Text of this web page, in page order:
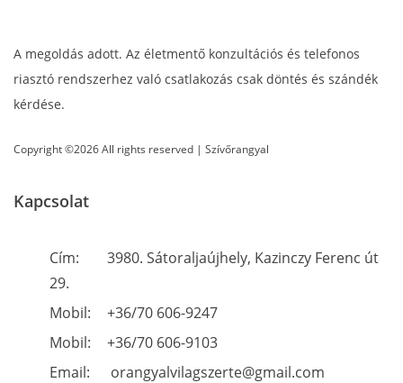
A megoldás adott. Az életmentő konzultációs és telefonos
riasztó rendszerhez való csatlakozás csak döntés és szándék
kérdése.
Copyright ©2026 All rights reserved | Szívőrangyal
Kapcsolat
Cím:
3980. Sátoraljaújhely, Kazinczy Ferenc út
29.
Mobil:
+36/70 606-9247
Mobil:
+36/70 606-9103
Email:
orangyalvilagszerte@gmail.com